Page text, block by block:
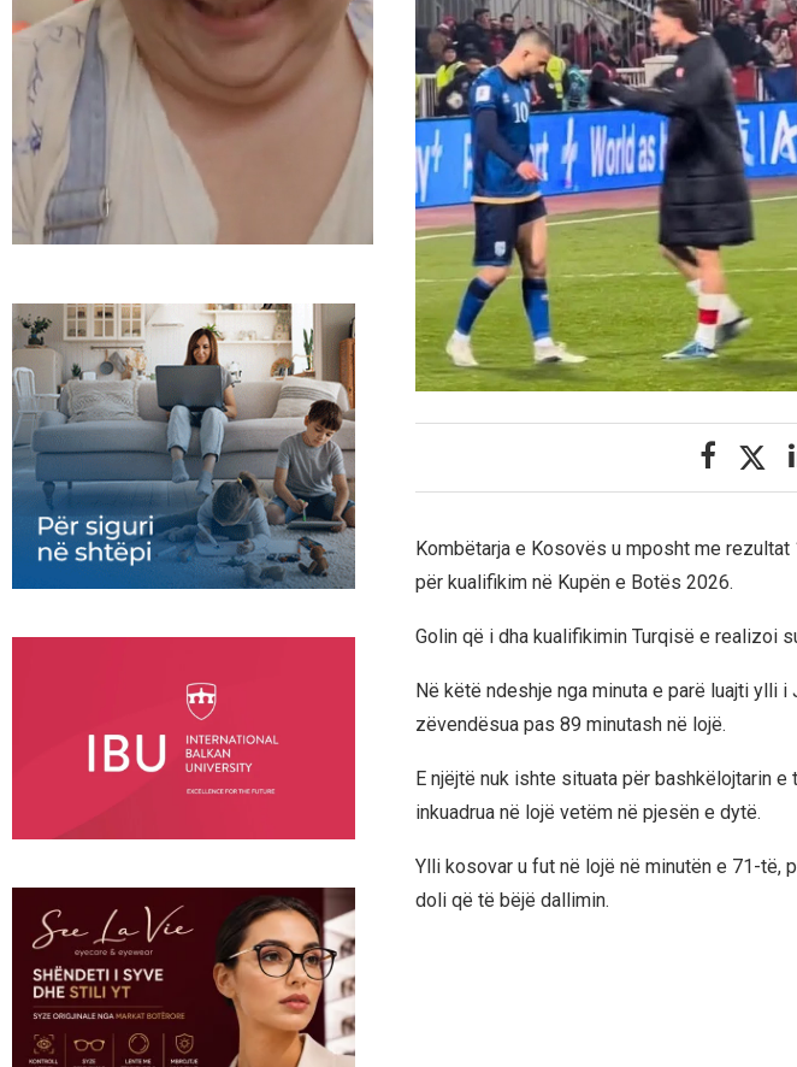
Kombëtarja e Kosovës u mposht me
për kualifikim në Kupën e Botës 2026.
Golin që i dha kualifikimin Turqisë e realizoi
Në këtë ndeshje nga minuta e parë luajti ylli
zëvendësua pas 89 minutash në lojë.
E njëjtë nuk ishte situata për bashkëlojtarin e
inkuadrua në lojë vetëm në pjesën e dytë.
Ylli kosovar u fut në lojë në minutën e 71-të,
doli që të bëjë dallimin.